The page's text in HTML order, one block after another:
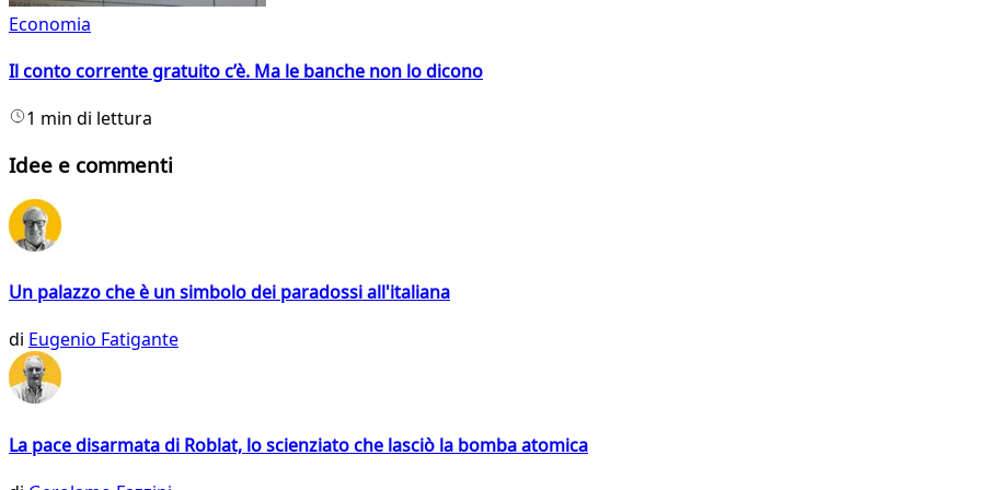
Economia
Il conto corrente gratuito c’è. Ma le banche non lo dicono
1 min di lettura
Idee e commenti
Un palazzo che è un simbolo dei paradossi all'italiana
di Eugenio Fatigante
La pace disarmata di Roblat, lo scienziato che lasciò la bomba atomica